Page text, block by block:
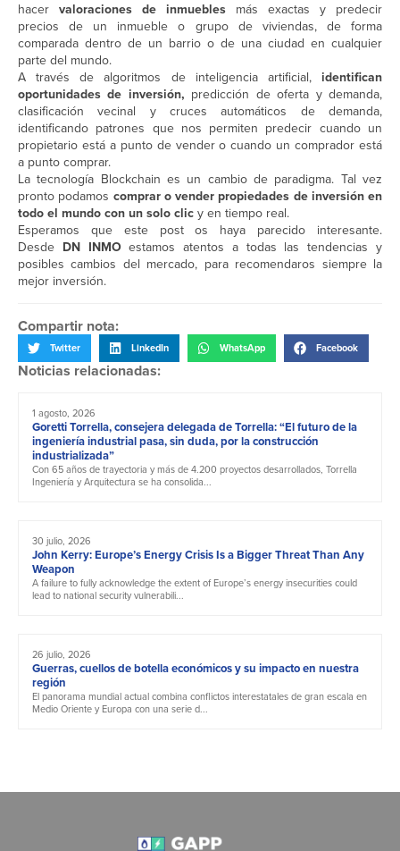
hacer valoraciones de inmuebles más exactas y predecir
precios de un inmueble o grupo de viviendas, de forma
comparada dentro de un barrio o de una ciudad en cualquier
parte del mundo.
A través de algoritmos de inteligencia artificial,identifican
oportunidades de inversión, predicción de oferta y demanda,
clasificación vecinal y cruces automáticos de demanda,
identificando patrones que nos permiten predecir cuando un
propietario está a punto de vender o cuando un comprador está
a punto comprar.
La tecnología Blockchain es un cambio de paradigma. Tal vez
pronto podamos comprar o vender propiedades de inversión en
todo el mundo con un solo clicy en tiempo real.
Esperamos que este post os haya parecido interesante.
Desde DN INMOestamos atentos a todas las tendencias y
posibles cambios del mercado, para recomendaros siempre la
mejor inversión.
Compartir nota:
Twitter LinkedIn WhatsApp Facebook
Noticias relacionadas:
1 agosto, 2026
Goretti Torrella, consejera delegada de Torrella: “El futuro de la
ingeniería industrial pasa, sin duda, por la construcción
industrializada”
Con 65 años de trayectoria y más de 4.200 proyectos desarrollados, Torrella
Ingeniería y Arquitectura se ha consolida...
30 julio, 2026
John Kerry: Europe’s Energy Crisis Is a Bigger Threat Than Any
Weapon
A failure to fully acknowledge the extent of Europe’s energy insecurities could
lead to national security vulnerabili...
26 julio, 2026
Guerras, cuellos de botella económicos y su impacto en nuestra
región
El panorama mundial actual combina conflictos interestatales de gran escala en
Medio Oriente y Europa con una serie d...